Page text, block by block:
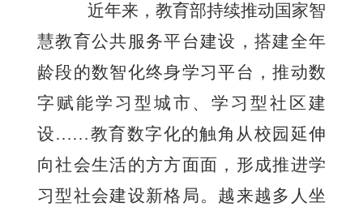
近年来，教育部持续推动国家智
慧教育公共服务平台建设，搭建全年
龄段的数智化终身学习平台，推动数
字赋能学习型城市、学习型社区建
设……教育数字化的触角从校园延伸
向社会生活的方方面面，形成推进学
习型社会建设新格局。越来越多人坐